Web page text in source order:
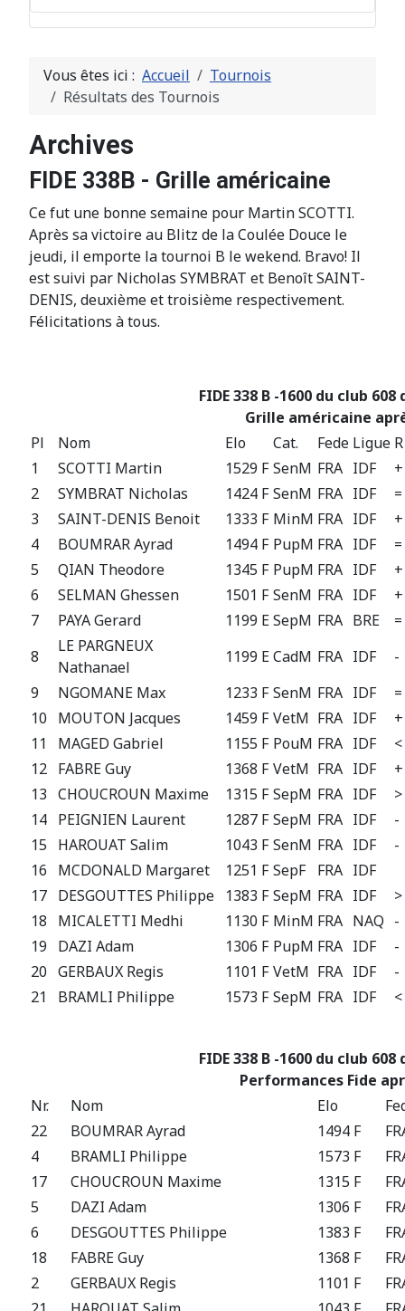
Vous êtes ici : Accueil
Tournois
Résultats des Tournois
Archives
FIDE 338B - Grille américaine
Ce fut une bonne semaine pour Martin SCOTTI.
Après sa victoire au Blitz de la Coulée Douce le
jeudi, il emporte la tournoi B le wekend. Bravo! Il
est suivi par Nicholas SYMBRAT et Benoît SAINT-
DENIS, deuxième et troisième respectivement.
Félicitations à tous.
FIDE 338 B -1600 du club 608
Grille américaine
Pl
Nom Elo Cat. Fede Ligue
1
SCOTTI Martin 1529 F SenM FRA IDF
2
SYMBRAT Nicholas 1424 F SenM FRA IDF
3
SAINT-DENIS Benoit 1333 F MinM FRA IDF
4
BOUMRAR Ayrad 1494 F PupM FRA IDF
5
QIAN Theodore 1345 F PupM FRA IDF
6
SELMAN Ghessen 1501 F SenM FRA IDF
7
PAYA Gerard 1199 E SepM FRA BRE
8
LE PARGNEUX
Nathanael
1199 E CadM FRA IDF
-
9
NGOMANE Max 1233 F SenM FRA IDF
10
MOUTON Jacques 1459 F VetM FRA IDF
11
MAGED Gabriel 1155 F PouM FRA IDF
12 FABRE Guy 1368 F VetM FRA IDF
13 CHOUCROUN Maxime 1315 F SepM FRA IDF
14 PEIGNIEN Laurent 1287 F SepM FRA IDF
-
15
HAROUAT Salim 1043 F SenM FRA IDF
-
16
MCDONALD Margaret 1251 F SepF FRA IDF
17 DESGOUTTES Philippe 1383 F SepM FRA IDF
18
MICALETTI Medhi 1130 F MinM FRA NAQ -
19
DAZI Adam 1306 F PupM FRA IDF
-
20 GERBAUX Regis 1101 F VetM FRA IDF
-
21
BRAMLI Philippe 1573 F SepM FRA IDF
FIDE 338 B -1600 du club 608
Performances Fide
Nr.
Nom Elo
22
BOUMRAR Ayrad 1494 F
4
BRAMLI Philippe 1573 F
17
CHOUCROUN Maxime 1315 F
5
DAZI Adam 1306 F
6
DESGOUTTES Philippe 1383 F
18
FABRE Guy 1368 F
2
GERBAUX Regis 1101 F